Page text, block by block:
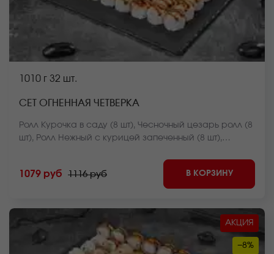
1010 г 32 шт.
СЕТ ОГНЕННАЯ ЧЕТВЕРКА
Ролл Курочка в саду (8 шт), Чесночный цезарь ролл (8
шт), Ролл Нежный с курицей запеченный (8 шт),
может отличаться от фото на сайте.
1079 руб 1116 руб В КОРЗИНУ
АКЦИЯ
−8%